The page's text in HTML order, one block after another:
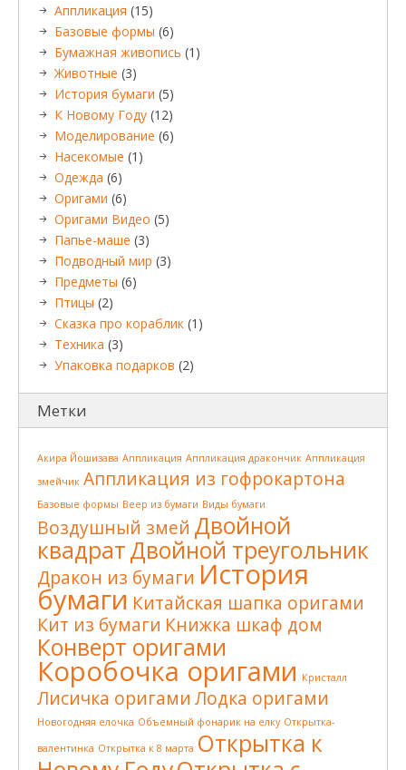
Аппликация (15)
Базовые формы (6)
Бумажная живопись (1)
Животные (3)
История бумаги (5)
К Новому Году (12)
Моделирование (6)
Насекомые (1)
Одежда (6)
Оригами (6)
Оригами Видео (5)
Папье-маше (3)
Подводный мир (3)
Предметы (6)
Птицы (2)
Сказка про кораблик (1)
Техника (3)
Упаковка подарков (2)
Метки
Акира Йошизава Аппликация Аппликация дракончик Аппликация
змейчик Аппликация из гофрокартона
Базовые формы Веер из бумаги Виды бумаги
Воздушный змей Двойной
квадратДвойной треугольник
Дракон из бумаги История
бумаги Китайская шапка оригами
Кит из бумаги Книжка шкаф дом
Конверт оригами
Коробочка оригами Кристалл
Лисичка оригами Лодка оригами
Новогодняя елочка Объемный фонарик на елку Открытка-
валентинка Открытка к 8 марта Открытка к